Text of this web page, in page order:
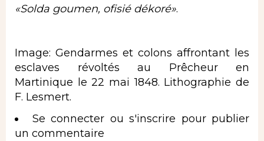
«Solda goumen, ofisié dékoré».
Image: Gendarmes et colons affrontant les
esclaves révoltés au Prêcheur en
Martinique le 22 mai 1848. Lithographie de
F. Lesmert.
Se connecter ou s'inscrire pour publier
un commentaire